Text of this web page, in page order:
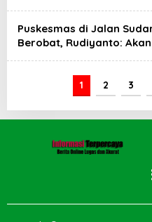
Puskesmas di Jalan
Berobat, Rudiyanto:
1 2 3